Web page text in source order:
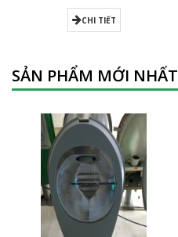
CHI TIẾT
SẢN PHẨM MỚI NHẤT